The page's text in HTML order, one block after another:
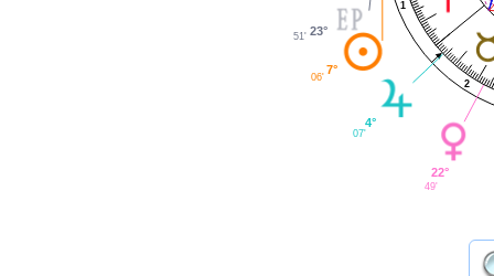
1
2
23°
51'
7°
06'
4°
07'
22°
49'